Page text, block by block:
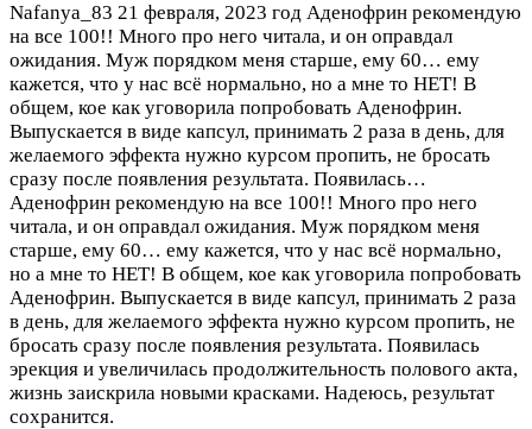
Nafanya_83 21 февраля, 2023 год Аденофрин рекомендую
на все 100!! Много про него читала, и он оправдал
ожидания. Муж порядком меня старше, ему 60… ему
кажется, что у нас всё нормально, но а мне то НЕТ! В
общем, кое как уговорила попробовать Аденофрин.
Выпускается в виде капсул, принимать 2 раза в день, для
желаемого эффекта нужно курсом пропить, не бросать
сразу после появления результата. Появилась…
Аденофрин рекомендую на все 100!! Много про него
читала, и он оправдал ожидания. Муж порядком меня
старше, ему 60… ему кажется, что у нас всё нормально,
но а мне то НЕТ! В общем, кое как уговорила попробовать
Аденофрин. Выпускается в виде капсул, принимать 2 раза
в день, для желаемого эффекта нужно курсом пропить, не
бросать сразу после появления результата. Появилась
эрекция и увеличилась продолжительность полового акта,
жизнь заискрила новыми красками. Надеюсь, результат
сохранится.